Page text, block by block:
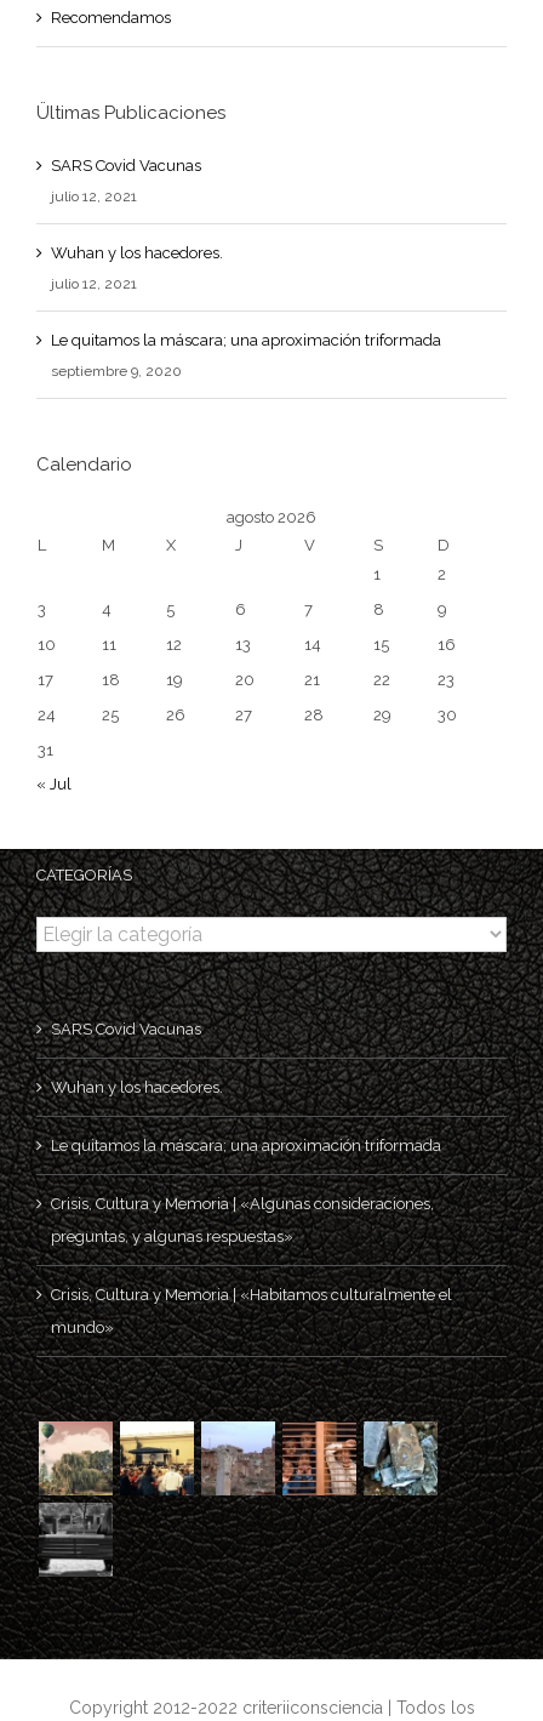
Recomendamos
Ültimas Publicaciones
SARS Covid Vacunas
julio 12, 2021
Wuhan y los hacedores.
julio 12, 2021
Le quitamos la máscara; una aproximación triformada
septiembre 9, 2020
Calendario
agosto 2026
L
M X J V S
D
1
2
3
4 5 6 7 8
9
10
11 12 13 14 15
16
17
18 19 20 21 22
23
24
25 26 27 28 29
30
31
« Jul
CATEGORÍAS
Categorías
SARS Covid Vacunas
Wuhan y los hacedores.
Le quitamos la máscara; una aproximación triformada
Crisis, Cultura y Memoria | «Algunas consideraciones,
preguntas, y algunas respuestas»
Crisis, Cultura y Memoria | «Habitamos culturalmente el
mundo»
Copyright 2012-2022 criteriiconsciencia | Todos los